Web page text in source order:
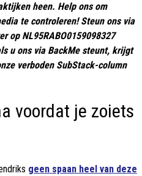
heen. Help ons om
te controleren! Steun ons via
op NL95RABO0159098327
u ons via BackMe steunt, krijgt
verboden SubStack-column
voordat je zoiets
geen spaan heel van deze